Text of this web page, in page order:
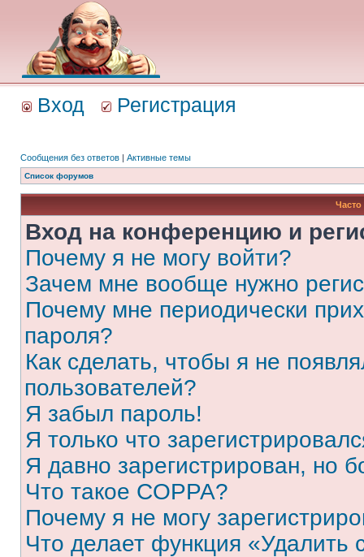
Вход Регистрация
Сообщения без ответов | Активные темы
Список форумов
Вход на конференцию и
Почему я не могу войти?
Зачем мне вообще нужно
Почему мне периодически
пароля?
Как сделать, чтобы я не
пользователей?
Я забыл пароль!
Я только что
Я давно зарегистрирован, но
Что такое COPPA?
Почему я не могу
Что делает функция «Удалить